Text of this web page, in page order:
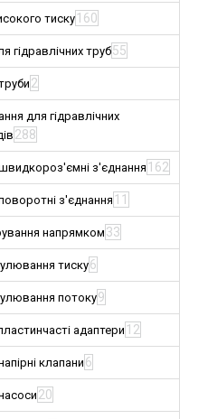
тиску 160
гідравлічних труб55
2
для гідравлічних
288
швидкороз'ємні з'єднання 162
з'єднання 11
напрямком33
тиску6
потоку9
адаптери 12
клапани 6
20